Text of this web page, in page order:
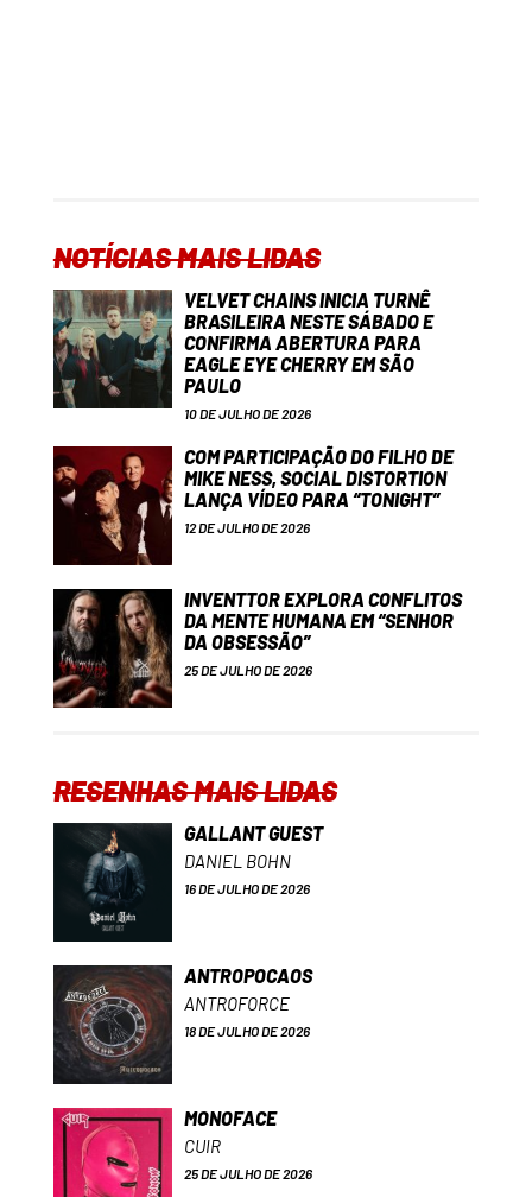
NOTÍCIAS MAIS LIDAS
VELVET CHAINS INICIA TURNÊ
BRASILEIRA NESTE SÁBADO E
CONFIRMA ABERTURA PARA
EAGLE EYE CHERRY EM SÃO
PAULO
10 DE JULHO DE 2026
COM PARTICIPAÇÃO DO FILHO DE
MIKE NESS, SOCIAL DISTORTION
LANÇA VÍDEO PARA “TONIGHT”
12 DE JULHO DE 2026
INVENTTOR EXPLORA CONFLITOS
DA MENTE HUMANA EM “SENHOR
DA OBSESSÃO”
25 DE JULHO DE 2026
RESENHAS MAIS LIDAS
GALLANT GUEST
DANIEL BOHN
16 DE JULHO DE 2026
ANTROPOCAOS
ANTROFORCE
18 DE JULHO DE 2026
MONOFACE
CUIR
25 DE JULHO DE 2026